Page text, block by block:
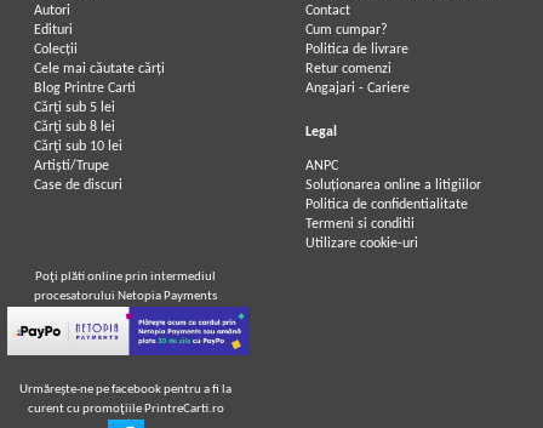
Autori
Edituri
Colecții
Cele mai căutate cărți
Blog Printre Carti
Cărţi sub 5 lei
Cărţi sub 8 lei
Cărţi sub 10 lei
Artiști/Trupe
Case de discuri
Contact
Cum cumpar?
Politica de livrare
Retur comenzi
Angajari - Cariere
Legal
ANPC
Soluționarea online a litigiilor
Politica de confidentialitate
Termeni si conditii
Utilizare cookie-uri
Poţi plăti online prin intermediul
procesatorului Netopia Payments
Urmăreşte-ne pe facebook pentru a fi la
curent cu promoţiile PrintreCarti.ro